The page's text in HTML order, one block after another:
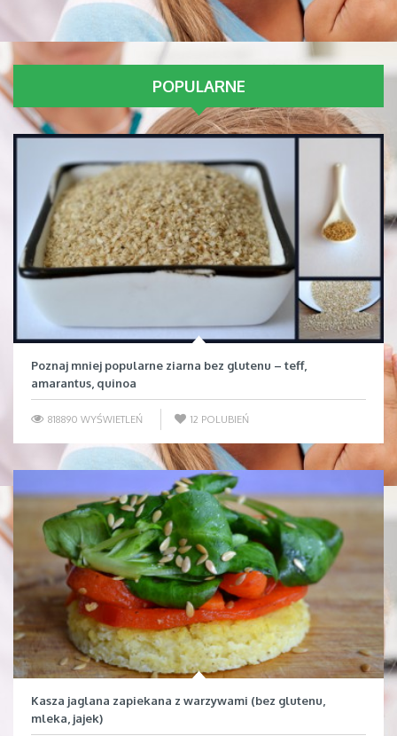
POPULARNE
Poznaj mniej popularne ziarna bez glutenu – teff,
amarantus, quinoa
818890 WYŚWIETLEŃ 12 POLUBIEŃ
Kasza jaglana zapiekana z warzywami (bez glutenu,
mleka, jajek)